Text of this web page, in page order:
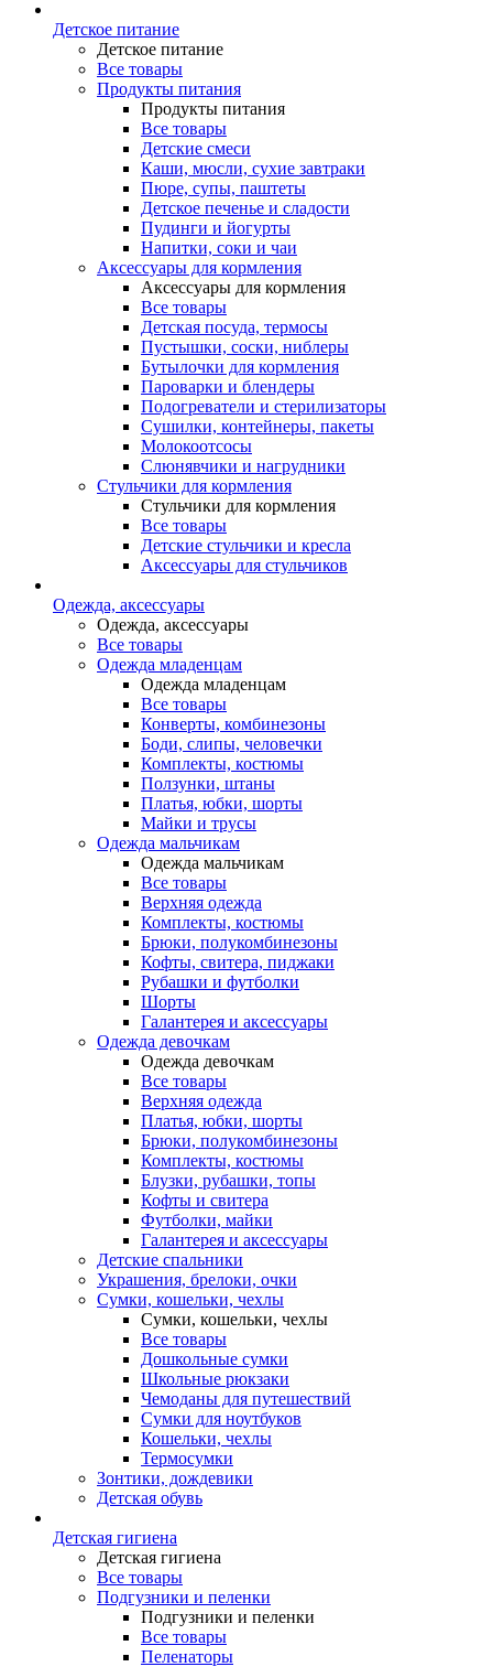
Детское питание
Детское питание
Все товары
Продукты питания
Продукты питания
Все товары
Детские смеси
Каши, мюсли, сухие завтраки
Пюре, супы, паштеты
Детское печенье и сладости
Пудинги и йогурты
Напитки, соки и чаи
Аксессуары для кормления
Аксессуары для кормления
Все товары
Детская посуда, термосы
Пустышки, соски, ниблеры
Бутылочки для кормления
Пароварки и блендеры
Подогреватели и стерилизаторы
Сушилки, контейнеры, пакеты
Молокоотсосы
Слюнявчики и нагрудники
Стульчики для кормления
Стульчики для кормления
Все товары
Детские стульчики и кресла
Аксессуары для стульчиков
Одежда, аксессуары
Одежда, аксессуары
Все товары
Одежда младенцам
Одежда младенцам
Все товары
Конверты, комбинезоны
Боди, слипы, человечки
Комплекты, костюмы
Ползунки, штаны
Платья, юбки, шорты
Майки и трусы
Одежда мальчикам
Одежда мальчикам
Все товары
Верхняя одежда
Комплекты, костюмы
Брюки, полукомбинезоны
Кофты, свитера, пиджаки
Рубашки и футболки
Шорты
Галантерея и аксессуары
Одежда девочкам
Одежда девочкам
Все товары
Верхняя одежда
Платья, юбки, шорты
Брюки, полукомбинезоны
Комплекты, костюмы
Блузки, рубашки, топы
Кофты и свитера
Футболки, майки
Галантерея и аксессуары
Детские спальники
Украшения, брелоки, очки
Сумки, кошельки, чехлы
Сумки, кошельки, чехлы
Все товары
Дошкольные сумки
Школьные рюкзаки
Чемоданы для путешествий
Сумки для ноутбуков
Кошельки, чехлы
Термосумки
Зонтики, дождевики
Детская обувь
Детская гигиена
Детская гигиена
Все товары
Подгузники и пеленки
Подгузники и пеленки
Все товары
Пеленаторы